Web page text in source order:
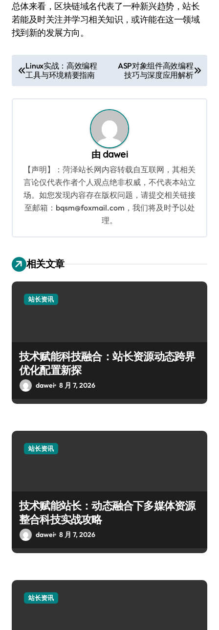
总体来看，区块链域名代表了一种新兴趋势，站长
若能及时关注并学习相关知识，或许能在这一领域
找到新的发展方向。
章
导
Linux实战：高效编程
工具与环境精要指南
ASP对象组件高效编程
技巧与深度应用解析
由 dawei
【声明】：菏泽站长网内容转载自互联网，其相关
言论仅代表作者个人观点绝非权威，不代表本站立
场。如您发现内容存在版权问题，请提交相关链接
至邮箱：bqsm@foxmail.com，我们将及时予以处
理。
相关文章
站长资讯
技术赋能科技融合：站长资源动态跨界
优化配置新探
dawei 8 月 7, 2026
站长资讯
技术赋能站长：动态融合下多媒体资源
整合科技实战攻略
dawei 8 月 7, 2026
站长资讯